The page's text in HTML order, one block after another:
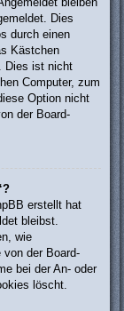
Dies
durch einen
Kästchen
Dies ist nicht
Computer, zum
Option nicht
der Board-
erstellt hat
bleibst.
wie
von der Board-
bei der An- oder
löscht.